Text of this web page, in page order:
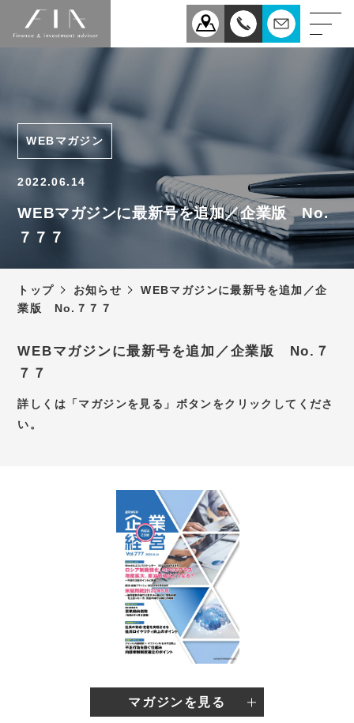
事業承継
税理士法人FIAについて
スタッフ紹介
お知らせ
新型コロナウィルス感染症
予防対策について
アクセス
お問い合わせ
新卒採用サイト
WEBマガジン
2022.06.14
WEBマガジンに最新号を追加／企業版 No.
７７７
トップ お知らせ
WEBマガジンに最新号を追加／企
業版 No.７７７
WEBマガジンに最新号を追加／企業版 No.７
７７
詳しくは「マガジンを見る」ボタンをクリックしてくださ
い。
マガジンを見る